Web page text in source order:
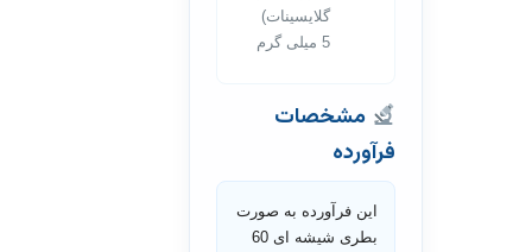
گلایسینات)
5 میلی گرم
مشخصات
فرآورده
این فرآورده به صورت
بطری شیشه ای 60